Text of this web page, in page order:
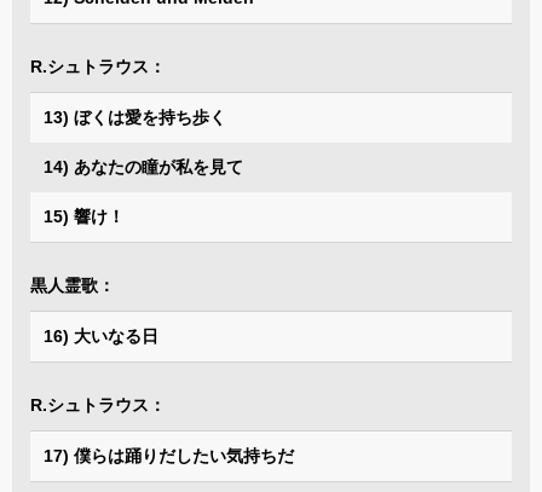
R.シュトラウス：
13) ぼくは愛を持ち歩く
14) あなたの瞳が私を見て
15) 響け！
黒人霊歌：
16) 大いなる日
R.シュトラウス：
17) 僕らは踊りだしたい気持ちだ